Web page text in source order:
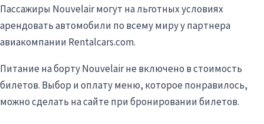
Пассажиры Nouvelair могут на льготных условиях
арендовать автомобили по всему миру у партнера
авиакомпании Rentalcars.com.
Питание на борту Nouvelair не включено в стоимость
билетов. Выбор и оплату меню, которое понравилось,
можно сделать на сайте при бронировании билетов.